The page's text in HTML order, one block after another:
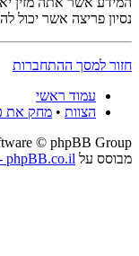
נסיון פריצה אשר יכול
חזור למסך ההתחברות
עמוד ראשי
הצוות • מחק את
© phpBB Group
מבוסס על phpBB.co.il - פורומים בעברית